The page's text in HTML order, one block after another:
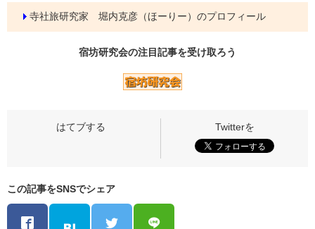
寺社旅研究家 堀内克彦（ほーりー）のプロフィール
宿坊研究会の注目記事を受け取ろう
この記事をSNSでシェア